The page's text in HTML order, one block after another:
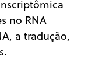
no RNA
a tradução,